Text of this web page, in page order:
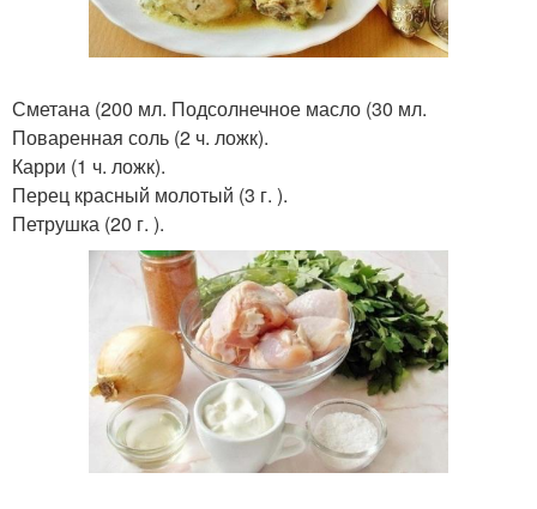
Сметана (200 мл. Подсолнечное масло (30 мл.
Поваренная соль (2 ч. ложк).
Карри (1 ч. ложк).
Перец красный молотый (3 г. ).
Петрушка (20 г. ).